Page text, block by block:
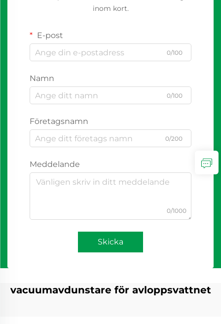
inom kort.
E-post
0/100
Namn
0/100
Företagsnamn
0/200
Meddelande
0/1000
Skicka
vacuumavdunstare för avloppsvattnet